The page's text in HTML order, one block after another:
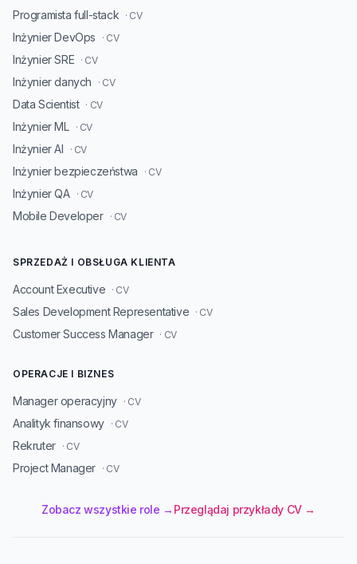
Programista full-stack · CV
Inżynier DevOps · CV
Inżynier SRE · CV
Inżynier danych · CV
Data Scientist · CV
Inżynier ML · CV
Inżynier AI · CV
Inżynier bezpieczeństwa · CV
Inżynier QA · CV
Mobile Developer · CV
SPRZEDAŻ I OBSŁUGA KLIENTA
Account Executive · CV
Sales Development Representative · CV
Customer Success Manager · CV
OPERACJE I BIZNES
Manager operacyjny · CV
Analityk finansowy · CV
Rekruter · CV
Project Manager · CV
Zobacz wszystkie role → Przeglądaj przykłady CV →